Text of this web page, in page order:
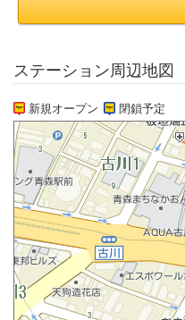
ステーション周辺地図
新規オープン 閉鎖予定